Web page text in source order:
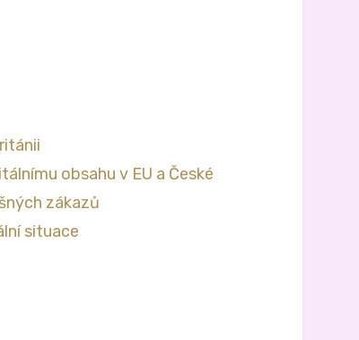
obsahu v EU a České
zákazů
situace